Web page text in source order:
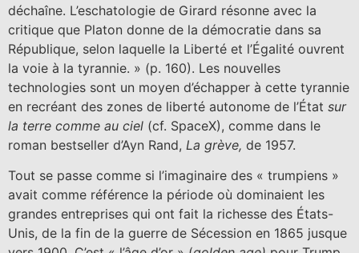
déchaîne. L’eschatologie de Girard résonne avec la
critique que Platon donne de la démocratie dans sa
République, selon laquelle la Liberté et l’Égalité ouvrent
la voie à la tyrannie. » (p. 160). Les nouvelles
technologies sont un moyen d’échapper à cette tyrannie
en recréant des zones de liberté autonome de l’État sur
la terre comme au ciel (cf. SpaceX), comme dans le
roman bestseller d’Ayn Rand, La grève, de 1957.
Tout se passe comme si l’imaginaire des « trumpiens »
avait comme référence la période où dominaient les
grandes entreprises qui ont fait la richesse des États-
Unis, de la fin de la guerre de Sécession en 1865 jusque